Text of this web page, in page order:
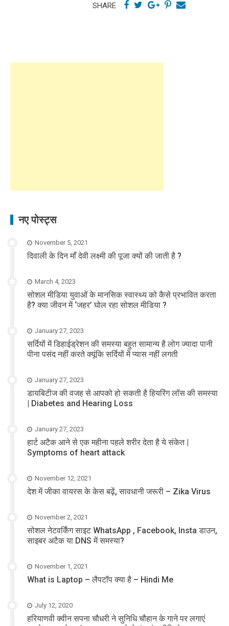
SHARE
नए पोस्ट्स
November 5, 2021
दिवाली के दिन माँ देवी लक्ष्मी की पूजा क्यों की जाती है ?
March 4, 2023
सोशल मीडिया युवाओं के मानसिक स्वास्थ्य को कैसे प्रभावित करता
है? क्या जीवन में ‘जहर’ घोल रहा सोशल मीडिया ?
January 27, 2023
सर्दियों में डिहाईड्रेशन की समस्या बहुत सामान्य है लोग ज्यादा पानी
पीना पसंद नहीं करते क्यूंकि सर्दियों में प्यास नहीं लगती
January 27, 2023
डायबिटीज की वजह से आपको हो सकती है हियरिंग लॉस की समस्या
| Diabetes and Hearing Loss
January 27, 2023
हार्ट अटैक आने से एक महीना पहले शरीर देता है ये संकेत |
Symptoms of heart attack
November 12, 2021
देश में जीका वायरस के केस बढ़ें, सावधानी जरूरी – Zika Virus
November 2, 2021
सोशल नेटवर्किंग साइट WhatsApp , Facebook, Insta डाउन,
साइबर अटैक या DNS में समस्या?
November 1, 2021
What is Laptop – लैपटॉप क्या है – Hindi Me
July 12, 2020
हरियाणवी क्वीन सपना चौधरी ने सुनिधि चौहान के गाने पर लगाएं